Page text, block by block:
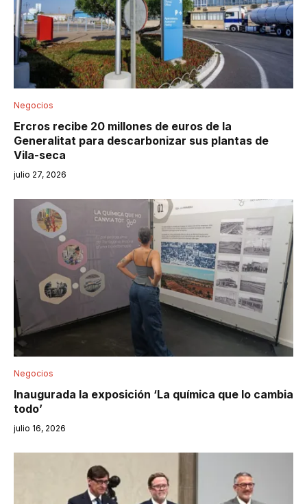
Negocios
Ercros recibe 20 millones de euros de la
Generalitat para descarbonizar sus plantas de
Vila-seca
julio 27, 2026
Negocios
Inaugurada la exposición ‘La química que lo cambia
todo’
julio 16, 2026